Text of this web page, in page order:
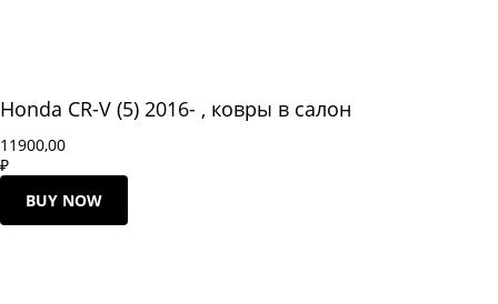
Honda CR-V (5) 2016- , ковры в салон
11900,00
₽
BUY NOW